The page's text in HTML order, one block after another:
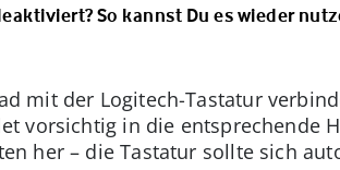
So kannst Du es wieder
mit der Logitech-Tastatur
vorsichtig in die entsprechende
her – die Tastatur sollte sich